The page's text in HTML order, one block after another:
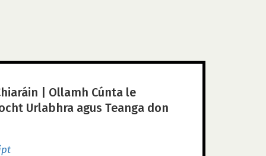
| Ollamh Cúnta le
Urlabhra agus Teanga don